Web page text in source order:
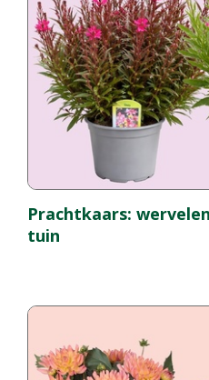
Prachtkaars:
tuin